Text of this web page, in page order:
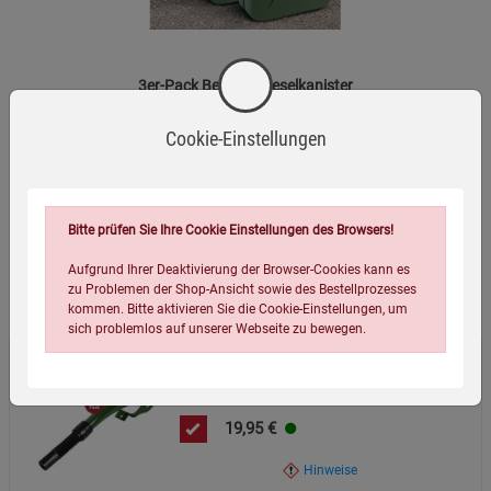
Rüsseldurchmesser.
Erhältlich einzeln oder als 3er-Pack.
Bitte beachten Sie die örtlichen
3er-Pack Benzin-/Dieselkanister
79,99 €
Wird oft zusammen bestellt:
19,95 €
Hinweise
Cookie-Einstellungen
Bitte prüfen Sie Ihre Cookie Einstellungen des Browsers!
Aufgrund Ihrer Deaktivierung der Browser-Cookies kann es
zu Problemen der Shop-Ansicht sowie des Bestellprozesses
kommen. Bitte aktivieren Sie die Cookie-Einstellungen, um
sich problemlos auf unserer Webseite zu bewegen.